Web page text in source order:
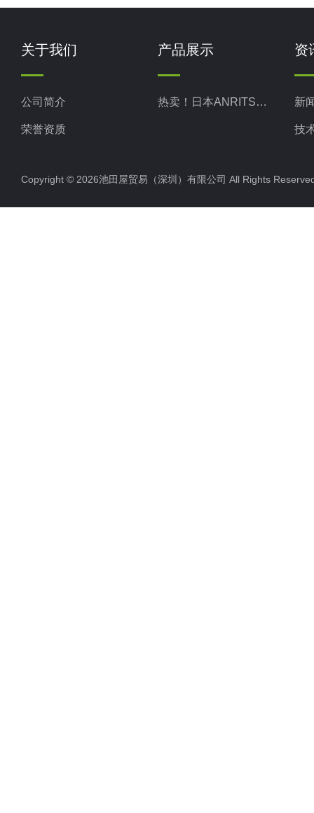
关于我们
公司简介
荣誉资质
产品展示
热卖！日本ANRITSU安立计器
资
新
技
Copyright © 2026池田屋贸易（深圳）有限公司 All Rights